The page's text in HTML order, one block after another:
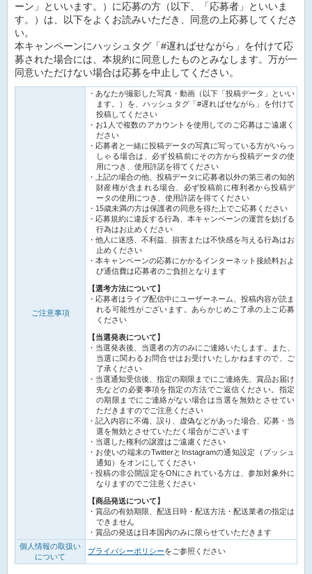
ーン」といいます。）に応募の方（以下、「応募者」といいま
す。）は、以下をよくお読みいただき、同意の上応募してくださ
い。
本キャンペーンにハッシュタグ「#遅ればせながら」を付けて応
募された場合には、本規約に同意したものとみなします。万が一
同意いただけない場合は応募を中止してください。
ご注意事項
あなたが撮影した写真・動画（以下「投稿データ」といい
ます。）を、ハッシュタグ「#遅ればせながら」を付けて
投稿してください
お1人で複数のアカウントを使用してのご応募はご遠慮く
ださい
応募者と一緒に投稿データの写真に写っている方がいらっ
しゃる場合は、必ず投稿前にその方から投稿データの使
用につき、使用許諾を得てください
上記の場合の他、投稿データに応募者以外の第三者の知的
財産権が含まれる場合、必ず投稿前に権利者から投稿デ
ータの使用につき、使用許諾を得てください
15歳未満の方は保護者の同意を得た上でご応募ください
応募規約に違反する行為、本キャンペーンの運営を妨げる
行為はお止めください
他人に迷惑、不利益、損害または不快感を与える行為はお
止めください
本キャンペーンの応募にかかるインターネット接続料およ
び通信費は応募者のご負担となります
【選考方法について】
応募者はライブ配信中にユーザーネーム、投稿内容が読ま
れる可能性がございます。あらかじめご了承の上ご応募
ください
【当選発表について】
当選発表後、当選者の方のみにご連絡いたします。また、
当選に関わるお問合せはお受けいたしかねますので、ご
了承ください
当選通知受信後、指定の期限までにご連絡先、賞品お届け
先などの必要事項を指定の方法でご返信ください。指定
の期限までにご連絡がない場合は当選を無効とさせてい
ただきますのでご注意ください
記入内容に不備、誤り、虚偽などがあった場合、応募・当
選を無効とさせていただく場合がございます
当選した権利の譲渡はご遠慮ください
お使いの端末のTwitterとInstagramの通知設定（プッシュ
通知）をオンにしてください
投稿の非公開設定をONにされている方は、参加対象外に
なりますのでご注意ください
【商品発送について】
賞品の有効期限、配送日時・配送方法・配送業者の指定は
できません
賞品の発送は日本国内のみに限らせていただきます
個人情報の取扱い
について
プライバシーポリシーをご参照ください